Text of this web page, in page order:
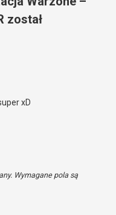
został
xD
Wymagane pola są